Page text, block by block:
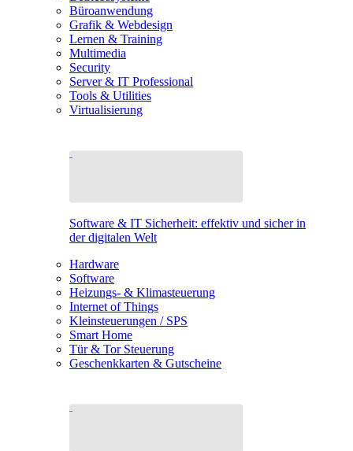
Büroanwendung
Grafik & Webdesign
Lernen & Training
Multimedia
Security
Server & IT Professional
Tools & Utilities
Virtualisierung
Software & IT Sicherheit: effektiv und sicher in
der digitalen Welt
Hardware
Software
Heizungs- & Klimasteuerung
Internet of Things
Kleinsteuerungen / SPS
Smart Home
Tür & Tor Steuerung
Geschenkkarten & Gutscheine